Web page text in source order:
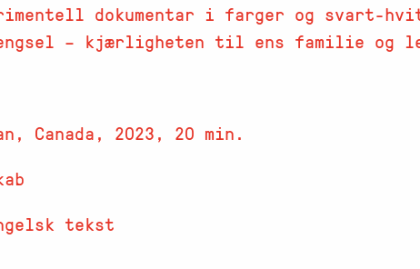
dokumentar i farger og svart-
– kjærligheten til ens familie og
Canada, 2023, 20 min.
tekst